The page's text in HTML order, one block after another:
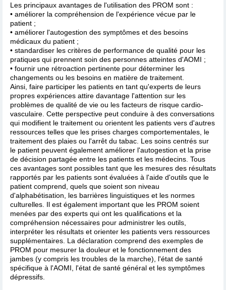
Les principaux avantages de l'utilisation des PROM sont :
• améliorer la compréhension de l'expérience vécue par le
patient ;
• améliorer l'autogestion des symptômes et des besoins
médicaux du patient ;
• standardiser les critères de performance de qualité pour les
pratiques qui prennent soin des personnes atteintes d'AOMI ;
• fournir une rétroaction pertinente pour déterminer les
changements ou les besoins en matière de traitement.
Ainsi, faire participer les patients en tant qu'experts de leurs
propres expériences attire davantage l'attention sur les
problèmes de qualité de vie ou les facteurs de risque cardio-
vasculaire. Cette perspective peut conduire à des conversations
qui modifient le traitement ou orientent les patients vers d'autres
ressources telles que les prises charges comportementales, le
traitement des plaies ou l'arrêt du tabac. Les soins centrés sur
le patient peuvent également améliorer l'autogestion et la prise
de décision partagée entre les patients et les médecins. Tous
ces avantages sont possibles tant que les mesures des résultats
rapportés par les patients sont évaluées à l'aide d'outils que le
patient comprend, quels que soient son niveau
d'alphabétisation, les barrières linguistiques et les normes
culturelles. Il est également important que les PROM soient
menées par des experts qui ont les qualifications et la
compréhension nécessaires pour administrer les outils,
interpréter les résultats et orienter les patients vers ressources
supplémentaires. La déclaration comprend des exemples de
PROM pour mesurer la douleur et le fonctionnement des
jambes (y compris les troubles de la marche), l'état de santé
spécifique à l'AOMI, l'état de santé général et les symptômes
dépressifs.